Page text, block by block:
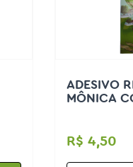
ADESIVO
MÔNICA
R$ 4,50